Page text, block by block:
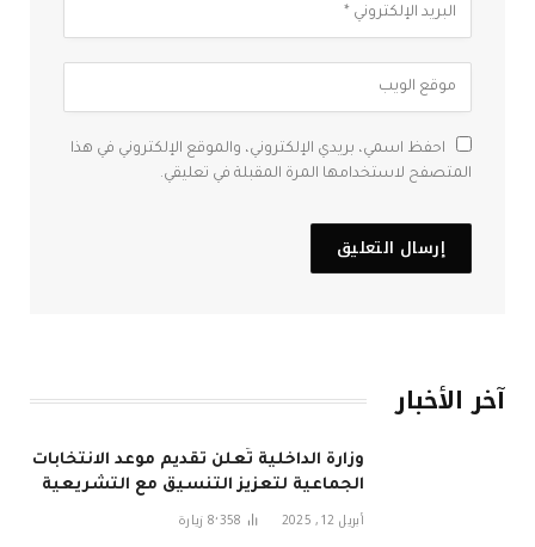
احفظ اسمي، بريدي الإلكتروني، والموقع الإلكتروني في هذا
المتصفح لاستخدامها المرة المقبلة في تعليقي.
آخر الأخبار
وزارة الداخلية تُعلن تقديم موعد الانتخابات
الجماعية لتعزيز التنسيق مع التشريعية
في 2026
أبريل 12, 2025 8٬358 زيارة